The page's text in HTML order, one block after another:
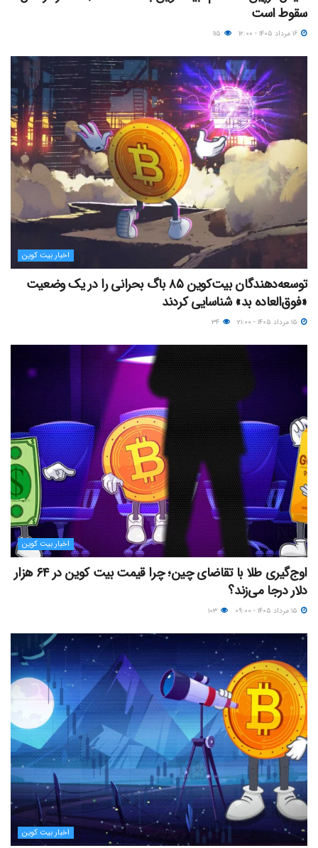
سقوط است
اخبار بیت کوین
توسعه‌دهندگان بیت‌کوین ۸۵ باگ بحرانی را در یک وضعیت
«فوق‌العاده بد» شناسایی کردند
اخبار بیت کوین
اوج‌گیری طلا با تقاضای چین؛ چرا قیمت بیت کوین در ۶۴ هزار
دلار درجا می‌زند؟
اخبار بیت کوین